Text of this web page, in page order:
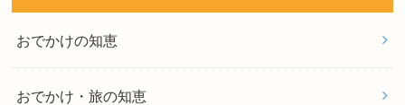
おでかけの知恵
おでかけ・旅の知恵